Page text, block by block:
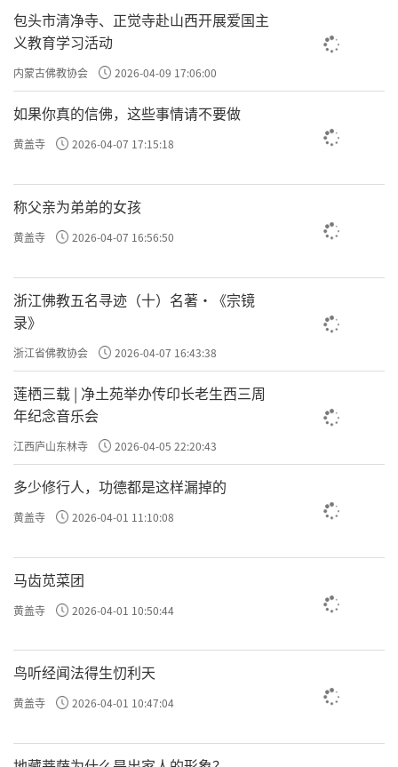
包头市清净寺、正觉寺赴山西开展爱国主
义教育学习活动
内蒙古佛教协会 2026-04-09 17:06:00
如果你真的信佛，这些事情请不要做
黄盖寺 2026-04-07 17:15:18
称父亲为弟弟的女孩
黄盖寺 2026-04-07 16:56:50
浙江佛教五名寻迹（十）名著·《宗镜
录》
浙江省佛教协会 2026-04-07 16:43:38
莲栖三载 | 净土苑举办传印长老生西三周
年纪念音乐会
江西庐山东林寺 2026-04-05 22:20:43
多少修行人，功德都是这样漏掉的
黄盖寺 2026-04-01 11:10:08
马齿苋菜团
黄盖寺 2026-04-01 10:50:44
鸟听经闻法得生忉利天
黄盖寺 2026-04-01 10:47:04